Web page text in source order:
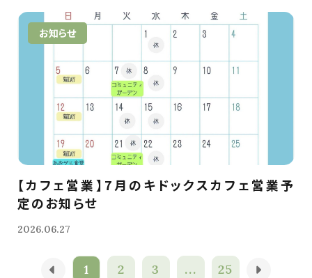
お知らせ
【カフェ営業】7月のキドックスカフェ営業予
定のお知らせ
2026.06.27
1 2 3 ... 25